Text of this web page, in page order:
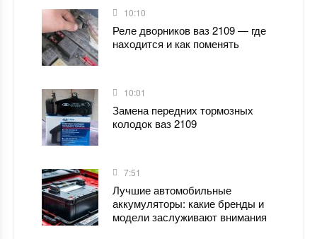
10:10
Реле дворников ваз 2109 — где
находится и как поменять
10:01
Замена передних тормозных
колодок ваз 2109
7:51
Лучшие автомобильные
аккумуляторы: какие бренды и
модели заслуживают внимания